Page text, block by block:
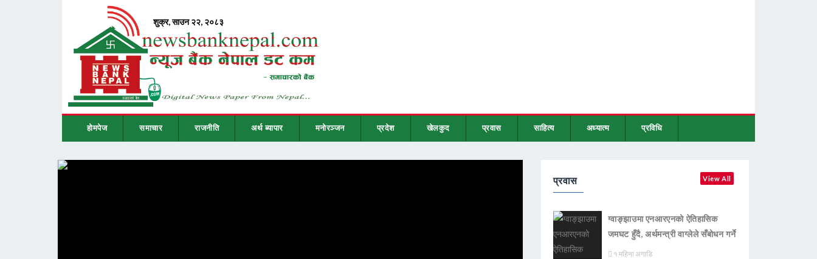
होमपेज समाचार राजनीति अर्थ ब्यापार मनोरञ्जन प्रदेश खेलकुद प्रवास साहित्य अध्यात्म प्रविधि
प्रवास View All
ग्वाङ्झाउमा एनआरएनको ऐतिहासिक
जमघट हुँदै, अर्थमन्त्री वाग्लेले सँबोधन गर्ने
१ महिना अगाडि